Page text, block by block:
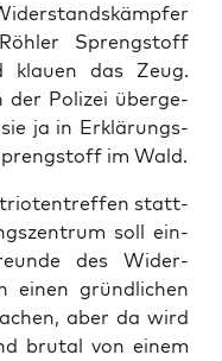
Spreng­stoff
klau­en das Zeug.
der Poli­zei über­ge­
ja in Erklä­rungs­
im Wald.
statt­
soll ein­
des Wider­
einen gründ­li­chen
aber da wird
bru­tal von einem